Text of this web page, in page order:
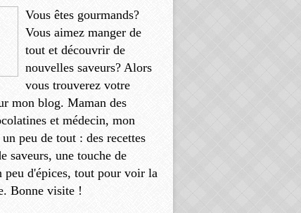
Vous êtes gourmands?
Vous aimez manger de
tout et découvrir de
nouvelles saveurs? Alors
vous trouverez votre
mon blog. Maman des
et médecin, mon
peu de tout : des recettes
saveurs, une touche de
peu d'épices, tout pour voir la
Bonne visite !